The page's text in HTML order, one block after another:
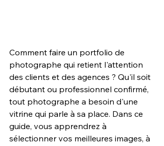
Comment faire un portfolio de
photographe qui retient l'attention
des clients et des agences ? Qu'il soit
débutant ou professionnel confirmé,
tout photographe a besoin d'une
vitrine qui parle à sa place. Dans ce
guide, vous apprendrez à
sélectionner vos meilleures images, à